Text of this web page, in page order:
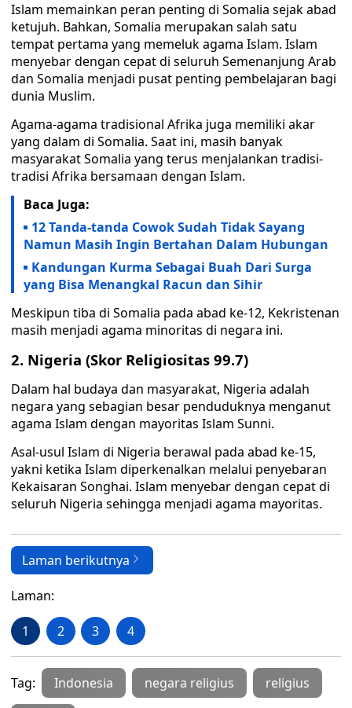
Islam memainkan peran penting di Somalia sejak abad
ketujuh. Bahkan, Somalia merupakan salah satu
tempat pertama yang memeluk agama Islam. Islam
menyebar dengan cepat di seluruh Semenanjung Arab
dan Somalia menjadi pusat penting pembelajaran bagi
dunia Muslim.
Agama-agama tradisional Afrika juga memiliki akar
yang dalam di Somalia. Saat ini, masih banyak
masyarakat Somalia yang terus menjalankan tradisi-
tradisi Afrika bersamaan dengan Islam.
Baca Juga:
12 Tanda-tanda Cowok Sudah Tidak Sayang
Namun Masih Ingin Bertahan Dalam Hubungan
Kandungan Kurma Sebagai Buah Dari Surga
yang Bisa Menangkal Racun dan Sihir
Meskipun tiba di Somalia pada abad ke-12, Kekristenan
masih menjadi agama minoritas di negara ini.
2. Nigeria (Skor Religiositas 99.7)
Dalam hal budaya dan masyarakat, Nigeria adalah
negara yang sebagian besar penduduknya menganut
agama Islam dengan mayoritas Islam Sunni.
Asal-usul Islam di Nigeria berawal pada abad ke-15,
yakni ketika Islam diperkenalkan melalui penyebaran
Kekaisaran Songhai. Islam menyebar dengan cepat di
seluruh Nigeria sehingga menjadi agama mayoritas.
Laman berikutnya
Laman:
1 2 3 4
Tag: Indonesia negara religius religius